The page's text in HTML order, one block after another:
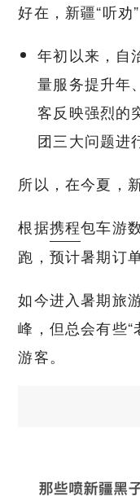
好在，新疆“听劝”
年初以来，自
量服务提升年
客反映强烈的
团三大问题进
所以，在今夏，
根据携程包车游
跑，预计暑期订
如今进入暑期旅
峰，但总会有些“
游客。